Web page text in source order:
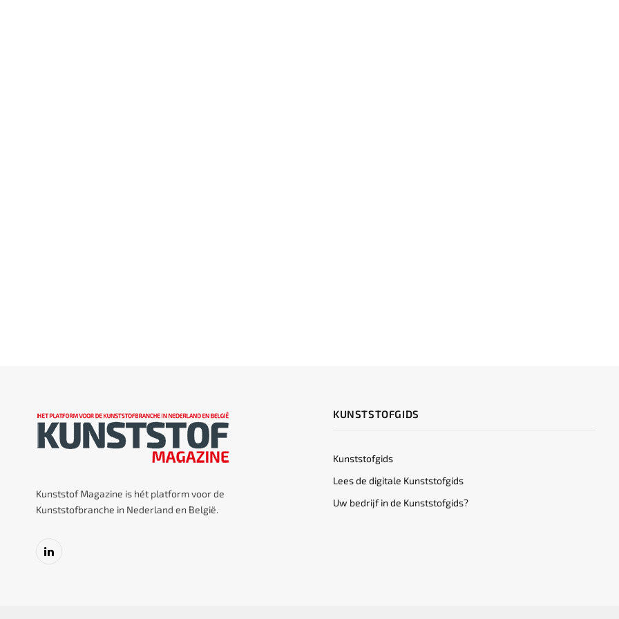
Kunststof Magazine is hét platform voor de
Kunststofbranche in Nederland en België.
LinkedIn
KUNSTSTOFGIDS
Kunststofgids
Lees de digitale Kunststofgids
Uw bedrijf in de Kunststofgids?